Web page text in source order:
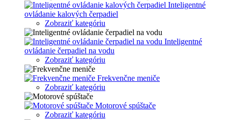
Inteligentné
ovládanie kalových čerpadiel
Zobraziť kategóriu
Inteligentné
ovládanie čerpadiel na vodu
Zobraziť kategóriu
Frekvenčne meniče
Zobraziť kategóriu
Motorové spúštače
Zobraziť kategóriu